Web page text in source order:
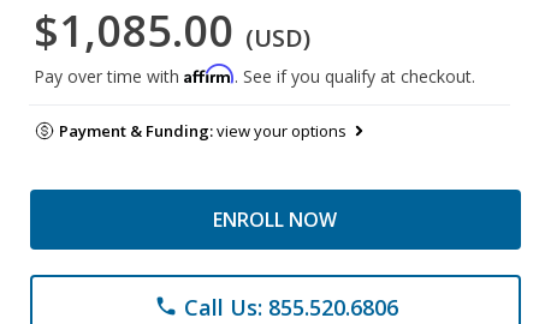
$1,085.00 (USD)
Pay over time with Affirm. See if you qualify at checkout.
Payment & Funding:view your options
ENROLL NOW
phone Call Us: 855.520.6806